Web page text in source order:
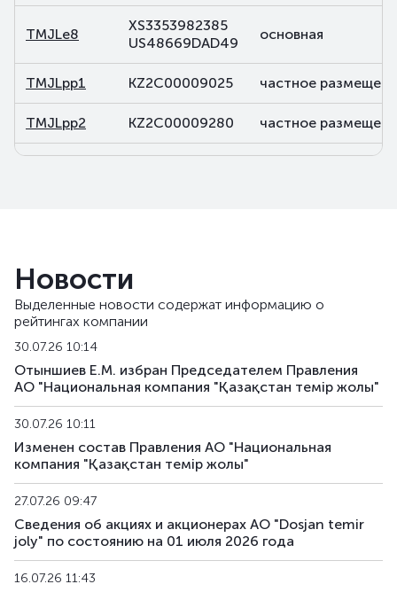
TMJLe8
XS3353982385
US48669DAD49
основная
TMJLpp1 KZ2C00009025 частное
TMJLpp2 KZ2C00009280 частное
Новости
Выделенные новости содержат информацию о
рейтингах компании
30.07.26 10:14
Отыншиев Е.М. избран Председателем Правления
АО "Национальная компания "Қазақстан темір жолы"
30.07.26 10:11
Изменен состав Правления АО "Национальная
компания "Қазақстан темір жолы"
27.07.26 09:47
Сведения об акциях и акционерах АО "Dosjan temir
joly" по состоянию на 01 июля 2026 года
16.07.26 11:43